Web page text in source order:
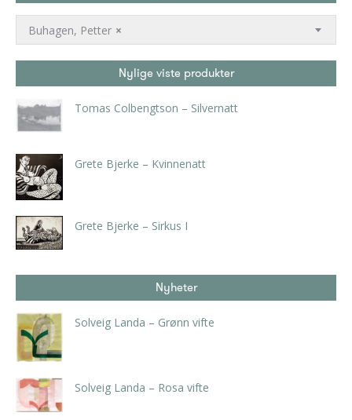
×
Buhagen, Petter
Nylige viste produkter
Tomas Colbengtson – Silvernatt
Grete Bjerke – Kvinnenatt
Grete Bjerke – Sirkus I
Nyheter
Solveig Landa – Grønn vifte
Solveig Landa – Rosa vifte